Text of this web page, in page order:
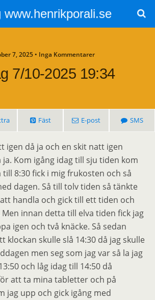
www.henrikporali.se
7, 2025 • Inga Kommentarer
7/10-2025 19:34
Fäst E-post SMS
igen då ja och en skit natt igen
ja. Kom igång idag till sju tiden kom
8:30 fick i mig frukosten och så
dagen. Så till tolv tiden så tänkte
handla och gick till ett tiden och
innan detta till elva tiden fick jag
igen och två knäcke. Så sedan
klockan skulle slå 14:30 då jag skulle
men seg som jag var så la jag
och låg idag till 14:50 då
att ta mina tabletter och på
jag upp och gick igång med